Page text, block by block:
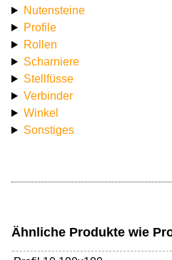
Nutensteine
Profile
Rollen
Scharniere
Stellfüsse
Verbinder
Winkel
Sonstiges
Ähnliche Produkte wie